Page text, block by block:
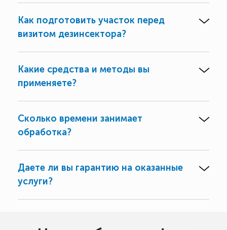
Как подготовить участок перед
визитом дезинсектора?
Какие средства и методы вы
применяете?
Сколько времени занимает
обработка?
Даете ли вы гарантию на оказанные
услуги?